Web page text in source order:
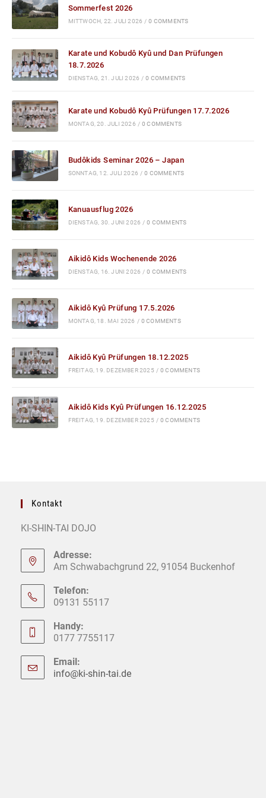
Sommerfest 2026
MITTWOCH, 22. JULI 2026 / 0 COMMENTS
Karate und Kobudô Kyû und Dan Prüfungen
18.7.2026
DIENSTAG, 21. JULI 2026 / 0 COMMENTS
Karate und Kobudô Kyû Prüfungen 17.7.2026
MONTAG, 20. JULI 2026 / 0 COMMENTS
Budôkids Seminar 2026 – Japan
SONNTAG, 12. JULI 2026 / 0 COMMENTS
Kanuausflug 2026
DIENSTAG, 30. JUNI 2026 / 0 COMMENTS
Aikidô Kids Wochenende 2026
DIENSTAG, 16. JUNI 2026 / 0 COMMENTS
Aikidô Kyû Prüfung 17.5.2026
MONTAG, 18. MAI 2026 / 0 COMMENTS
Aikidô Kyû Prüfungen 18.12.2025
FREITAG, 19. DEZEMBER 2025 / 0 COMMENTS
Aikidô Kids Kyû Prüfungen 16.12.2025
FREITAG, 19. DEZEMBER 2025 / 0 COMMENTS
Kontakt
KI-SHIN-TAI DOJO
Adresse:
Am Schwabachgrund 22, 91054 Buckenhof
Telefon:
09131 55117
Handy:
0177 7755117
Email:
info@ki-shin-tai.deOpens